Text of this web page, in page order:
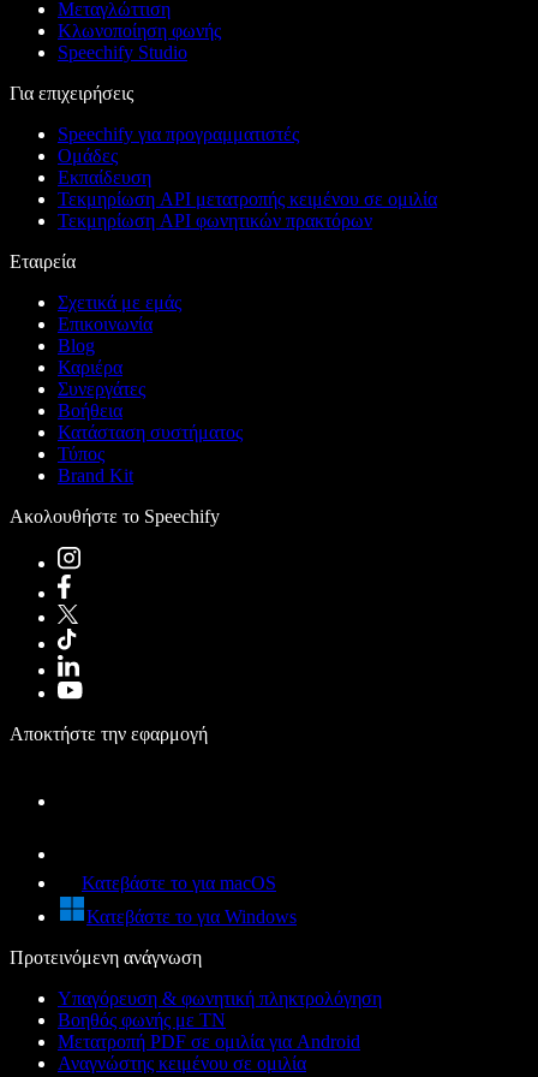
Μεταγλώττιση
Κλωνοποίηση φωνής
Speechify Studio
Για επιχειρήσεις
Speechify για προγραμματιστές
Ομάδες
Εκπαίδευση
Τεκμηρίωση API μετατροπής κειμένου σε ομιλία
Τεκμηρίωση API φωνητικών πρακτόρων
Εταιρεία
Σχετικά με εμάς
Επικοινωνία
Blog
Καριέρα
Συνεργάτες
Βοήθεια
Κατάσταση συστήματος
Τύπος
Brand Kit
Ακολουθήστε το Speechify
Αποκτήστε την εφαρμογή
Κατεβάστε το για macOS
Κατεβάστε το για Windows
Προτεινόμενη ανάγνωση
Υπαγόρευση & φωνητική πληκτρολόγηση
Βοηθός φωνής με ΤΝ
Μετατροπή PDF σε ομιλία για Android
Αναγνώστης κειμένου σε ομιλία